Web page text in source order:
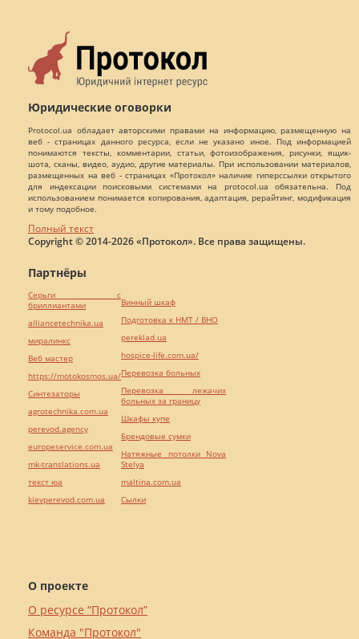
Юридические оговорки
Protocol.ua обладает авторскими правами на информацию, размещенную на
веб - страницах данного ресурса, если не указано иное. Под информацией
понимаются тексты, комментарии, статьи, фотоизображения, рисунки, ящик-
шота, сканы, видео, аудио, другие материалы. При использовании материалов,
размещенных на веб - страницах «Протокол» наличие гиперссылки открытого
для индексации поисковыми системами на protocol.ua обязательна. Под
использованием понимается копирования, адаптация, рерайтинг, модификация
и тому подобное.
Полный текст
Copyright © 2014-2026 «Протокол». Все права защищены.
О проекте
О ресурсе “Протокол”
Команда "Протокол"
Партнёры
Серьги с
бриллиантами
alliancetechnika.ua
миралинкс
Веб мастер
https://motokosmos.ua/
Синтезаторы
agrotechnika.com.ua
perevod.agency
europeservice.com.ua
mk-translations.ua
текст юа
kievperevod.com.ua
Винный шкаф
Подготовка к НМТ / ВНО
pereklad.ua
hospice-life.com.ua/
Перевозка больных
Перевозка лежачих
больных за границу
Шкафы купе
Брендовые сумки
Натяжные потолки Nova
Stelya
maltina.com.ua
Cылки